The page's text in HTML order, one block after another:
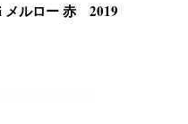
メルロー 赤 2019